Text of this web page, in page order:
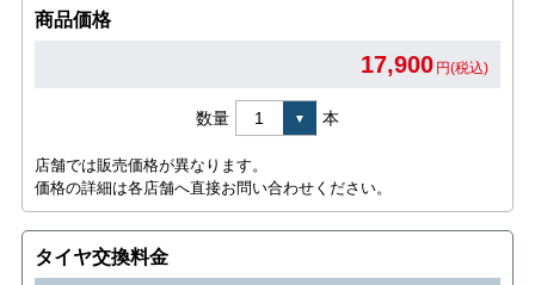
商品価格
17,900 円(税込)
数量 本
店舗では販売価格が異なります。
価格の詳細は各店舗へ直接お問い合わせください。
タイヤ交換料金